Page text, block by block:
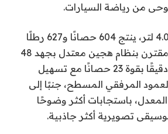
من رياضة السيارات.
إنه محرك V8 سعة 4.0 لتر، ينتج 604 حصانًا و627 رطلًا
من عزم الدوران. إنه مقترن بنظام هجين معتدل بجهد 48
فولت يضيف تعزيزًا دقيقًا بقوة 23 حصانًا مع تسهيل
المرفقي المسطح، جنبًا إلى
باستجابات أكثر وضوحًا
تصويرية أكثر جاذبية.